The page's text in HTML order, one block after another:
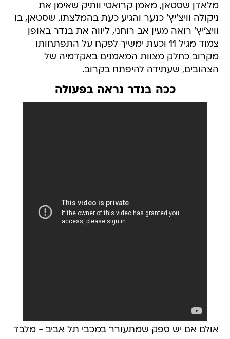
מלאדן שסטאן, מאמן קרואטי וותיק שאימן את
ניקולה וויצ'יץ' כנער והגיע כעת בהמלצתו. שסטאן, בו
וויצ'יץ' רואה מעין אב רוחני, ליווה את בנדר באופן
צמוד מגיל 11 וכעת ימשיך לפקח על התפתחותו
מקרוב כחלק מצוות המאמנים באקדמיה של
הצהובים, שעתידה להיפתח בקרוב.
ככה בנדר נראה בפעולה
אולם אם יש ספק שמתעורר במכבי תל אביב - מלבד